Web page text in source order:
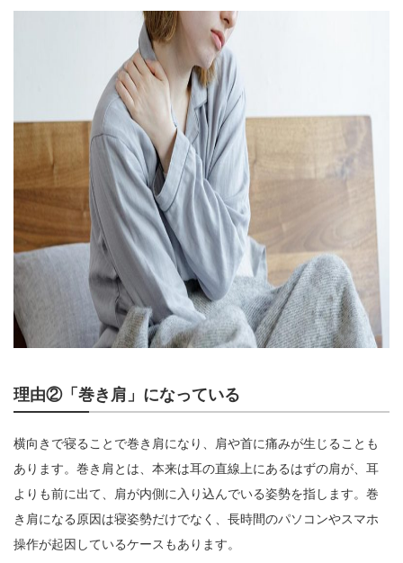
理由②「巻き肩」になっている
横向きで寝ることで巻き肩になり、肩や首に痛みが生じることも
あります。巻き肩とは、本来は耳の直線上にあるはずの肩が、耳
よりも前に出て、肩が内側に入り込んでいる姿勢を指します。巻
き肩になる原因は寝姿勢だけでなく、長時間のパソコンやスマホ
操作が起因しているケースもあります。